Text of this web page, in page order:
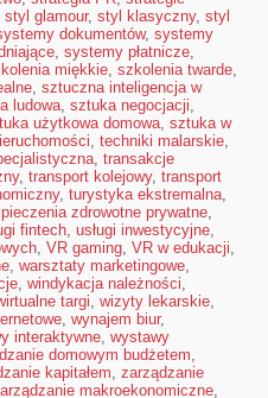
styl glamour, styl klasyczny, styl
dokumentów, systemy
, systemy płatnicze,
miękkie, szkolenia twarde,
, sztuczna inteligencja w
ludowa, sztuka negocjacji,
użytkowa domowa, sztuka w
, techniki malarskie,
, transakcje
, transport kolejowy, transport
, turystyka ekstremalna,
zdrowotne prywatne,
fintech, usługi inwestycyjne,
, VR gaming, VR w edukacji,
, warsztaty marketingowe,
, windykacja należności,
targi, wizyty lekarskie,
, wynajem biur,
interaktywne, wystawy
domowym budżetem,
kapitałem, zarządzanie
makroekonomiczne,